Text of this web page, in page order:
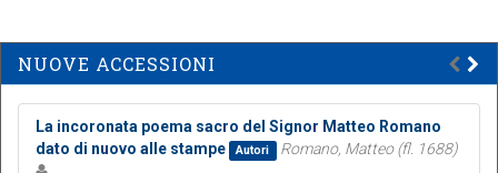
NUOVE ACCESSIONI
La incoronata poema sacro del Signor Matteo Romano
dato di nuovo alle stampe
Autori Romano, Matteo (fl. 1688)